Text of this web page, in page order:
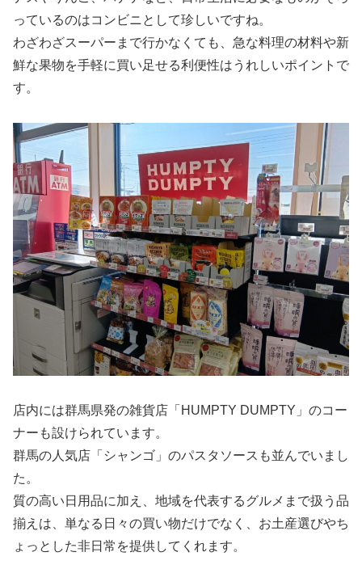
っているのはコンビニとして珍しいですね。
わざわざスーパーまで行かなくても、急な料理の材料や新
鮮な果物を手軽に買い足せる利便性はうれしいポイントで
す。
店内には群馬県発の雑貨店「HUMPTY DUMPTY」のコー
ナーも設けられています。
群馬の人気店「シャンゴ」のパスタソースも並んでいまし
た。
質の高い日用品に加え、地域を代表するグルメまで扱う品
揃えは、単なる日々の買い物だけでなく、お土産選びやち
ょっとした非日常を提供してくれます。